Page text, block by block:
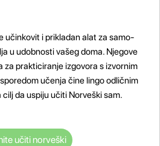
učinkovit i prikladan alat za samo-
u udobnosti vašeg doma. Njegove
za prakticiranje izgovora s izvornim
učenja čine lingo odličnim
da uspiju učiti Norveški sam.
učiti norveški